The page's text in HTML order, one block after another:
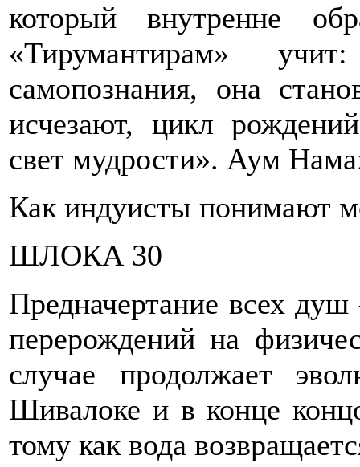
который внутренне
«Тирумантирам»
самопознания, она
исчезают, цикл
свет мудрости». Аум
Как индуисты понимают
ШЛОКА 30
Предначертание всех
перерождений на
случае продолжает
Шивалоке и в конце
тому как вода